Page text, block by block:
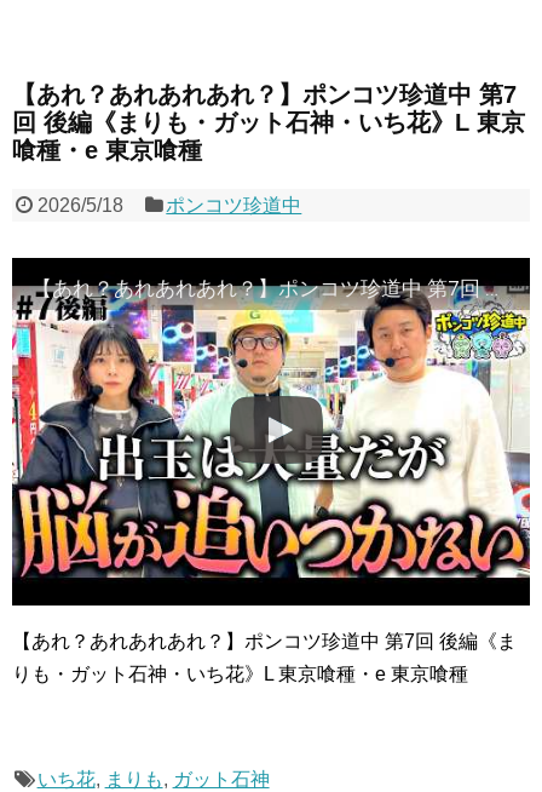
【あれ？あれあれあれ？】ポンコツ珍道中 第7
回 後編《まりも・ガット石神・いち花》L 東京
喰種・e 東京喰種
2026/5/18 ポンコツ珍道中
【あれ？あれあれあれ？】ポンコツ珍道中 第7回 後編《まりも・ガット石神・いち花》L 東京喰種・e 東京喰種［パチスロ・スロット］
【あれ？あれあれあれ？】ポンコツ珍道中 第7回 後編《ま
りも・ガット石神・いち花》L 東京喰種・e 東京喰種
いち花, まりも, ガット石神